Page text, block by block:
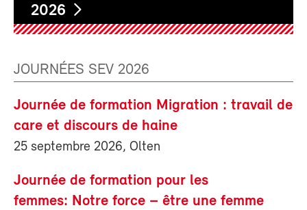
2026
JOURNÉES SEV 2026
Journée de formation Migration : travail de
care et discours de haine
25 septembre 2026, Olten
Journée de formation pour les
femmes: Notre force – être une femme